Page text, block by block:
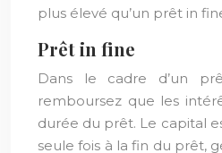
plus élevé qu’un prêt in
Prêt in fine
Dans le cadre d’un
remboursez que les
durée du prêt. Le capital
seule fois à la fin du prêt,